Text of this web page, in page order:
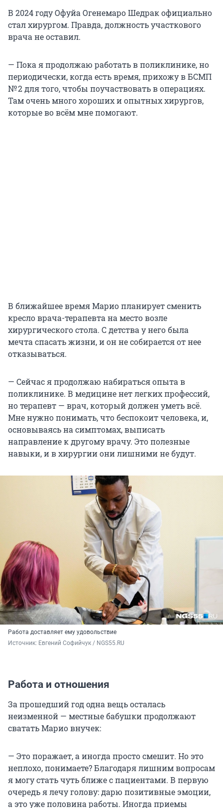
В 2024 году Офуйа Огенемаро Шедрак официально
стал хирургом. Правда, должность участкового
врача не оставил.
— Пока я продолжаю работать в поликлинике, но
периодически, когда есть время, прихожу в БСМП
№ 2 для того, чтобы поучаствовать в операциях.
Там очень много хороших и опытных хирургов,
которые во всём мне помогают.
В ближайшее время Марио планирует сменить
кресло врача-терапевта на место возле
хирургического стола. С детства у него была
мечта спасать жизни, и он не собирается от нее
отказываться.
— Сейчас я продолжаю набираться опыта в
поликлинике. В медицине нет легких профессий,
но терапевт — врач, который должен уметь всё.
Мне нужно понимать, что беспокоит человека, и,
основываясь на симптомах, выписать
направление к другому врачу. Это полезные
навыки, и в хирургии они лишними не будут.
Работа доставляет ему удовольствие
Источник: Евгений Софийчук / NGS55.RU
Работа и отношения
За прошедший год одна вещь осталась
неизменной — местные бабушки продолжают
сватать Марио внучек:
— Это поражает, а иногда просто смешит. Но это
неплохо, понимаете? Благодаря лишним вопросам
я могу стать чуть ближе с пациентами. В первую
очередь я лечу голову: дарю позитивные эмоции,
а это уже половина работы. Иногда приемы